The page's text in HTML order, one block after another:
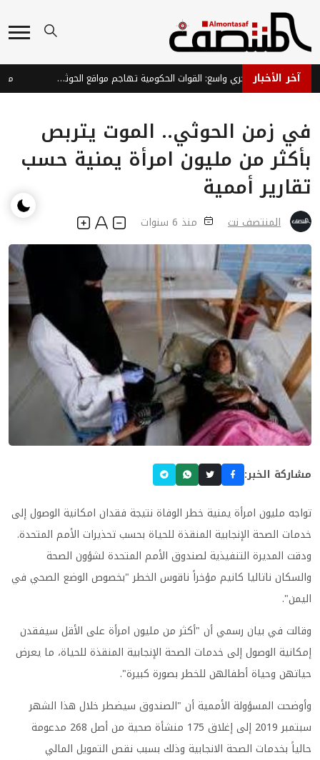
آخر الأخبار ردع عسكري واسع: القوات الحكومية تهاجم مواقع الحوثيين في الجوف ومحاور التماس
في زمن الحوثي.. الموت يتربص
بأكثر من مليون امرأة يمنية حسب
تقارير أممية
المنتصف نت منذ 6 سنوات
مشاركة الخبر:
تواجه مليون امرأة يمنية خطر الوفاة نتيجة فقدان امكانية الوصول إلى
خدمات الصحة الإنجابية المنقذة للحياة بحسب تحذيرات الأمم المتحدة.
ودقت المديرة التنفيذية لصندوق الأمم المتحدة لشؤون الصحة
والسكان ناتاليا كانيم مؤخراً ناقوس الخطر "بخصوص الوضع الصحي في
اليمن".
وقالت في بيان رسمي أن "أكثر من مليون امرأة على الأقل سيفقدن
إمكانية الوصول إلى خدمات الصحة الإنجابية المنقذة للحياة، ما يعرض
حياتهن وحياة أطفالهن للخطر بصورة كبيرة".
وأوضحت المسؤولة الأممية أن "الصندوق سيضطر خلال هذا الشهر
سبتمبر 2019
إلى إغلاق 175 منشأة صحية من أصل 268
مدعومة
حالياً بخدمات الصحة الانجابية وذلك بسبب نقص التمويل المالي